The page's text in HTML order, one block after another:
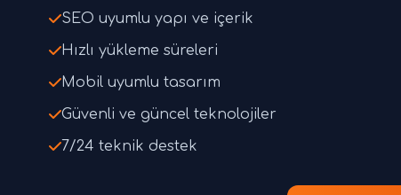
SEO uyumlu yapı ve içerik
Hızlı yükleme süreleri
Mobil uyumlu tasarım
Güvenli ve güncel teknolojiler
7/24 teknik destek